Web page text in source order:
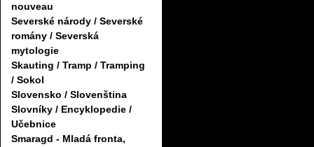
nouveau
Severské národy / Severské
romány / Severská
mytologie
Skauting / Tramp / Tramping
/ Sokol
Slovensko / Slovenština
Slovníky / Encyklopedie /
Učebnice
Smaragd - Mladá fronta,